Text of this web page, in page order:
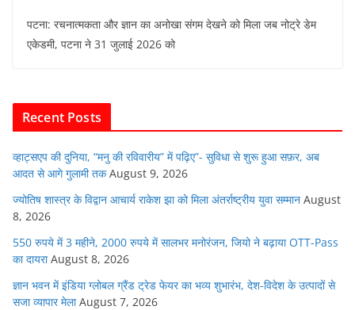
c
o
o
k
itt at
p
m
ai
n
k
e
d
पटना: रचनात्मकता और ज्ञान का अनोखा संगम देखने को मिला जब नोट्रे डेम
एकेडमी, पटना ने 31 जुलाई 2026 को
Recent Posts
व्हाट्सएप की दुनिया, “मनु की रविवारीय” में पढ़िए”- सुविधा से शुरू हुआ सफ़र, अब
आदत से आगे गुलामी तक August 9, 2026
ज्योतिष शास्त्र के विद्वान आचार्य राकेश झा को मिला अंतर्राष्ट्रीय युवा सम्मान August
8, 2026
550 रुपये में 3 महीने, 2000 रुपये में सालभर मनोरंजन, जियो ने बढ़ाया OTT-Pass
का दायरा August 8, 2026
ज्ञान भवन में इंडिया ग्लोबल ग्रैंड ट्रेड फेयर का भव्य शुभारंभ, देश-विदेश के उत्पादों से
सजा व्यापार मेला August 7, 2026